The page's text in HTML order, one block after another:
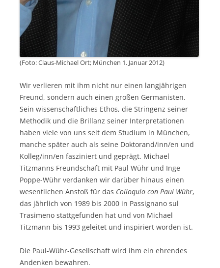
(Foto: Claus-Michael Ort; München 1. Januar 2012)
Wir verlieren mit ihm nicht nur einen langjährigen
Freund, sondern auch einen großen Germanisten.
Sein wissenschaftliches Ethos, die Stringenz seiner
Methodik und die Brillanz seiner Interpretationen
haben viele von uns seit dem Studium in München,
manche später auch als seine Doktorand/inn/en und
Kolleg/inn/en fasziniert und geprägt. Michael
Titzmanns Freundschaft mit Paul Wühr und Inge
Poppe-Wühr verdanken wir darüber hinaus einen
wesentlichen Anstoß für das Colloquio con Paul Wühr,
das jährlich von 1989 bis 2000 in Passignano sul
Trasimeno stattgefunden hat und von Michael
Titzmann bis 1993 geleitet und inspiriert worden ist.
Die Paul-Wühr-Gesellschaft wird ihm ein ehrendes
Andenken bewahren.